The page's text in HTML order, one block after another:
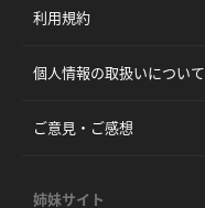
利用規約
個人情報の取扱いについて
ご意見・ご感想
姉妹サイト